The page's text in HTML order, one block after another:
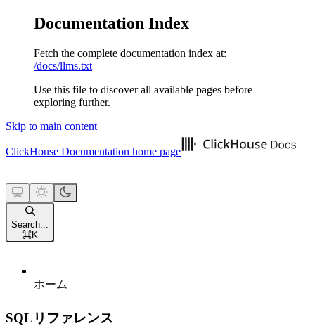
Documentation Index
Fetch the complete documentation index at:
/docs/llms.txt
Use this file to discover all available pages before
exploring further.
Skip to main content
ClickHouse Documentation home page
Search...
⌘K
ホーム
SQLリファレンス